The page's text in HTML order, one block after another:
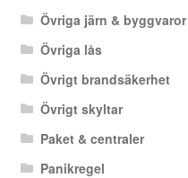
Övriga järn & byggvaror
Övriga lås
Övrigt brandsäkerhet
Övrigt skyltar
Paket & centraler
Panikregel